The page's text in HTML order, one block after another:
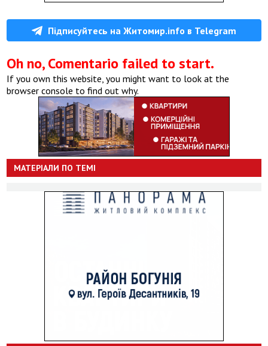
Підписуйтесь на Житомир.info в Telegram
Oh no, Comentario failed to start.
If you own this website, you might want to look at the
browser console to find out why.
МАТЕРІАЛИ ПО ТЕМІ